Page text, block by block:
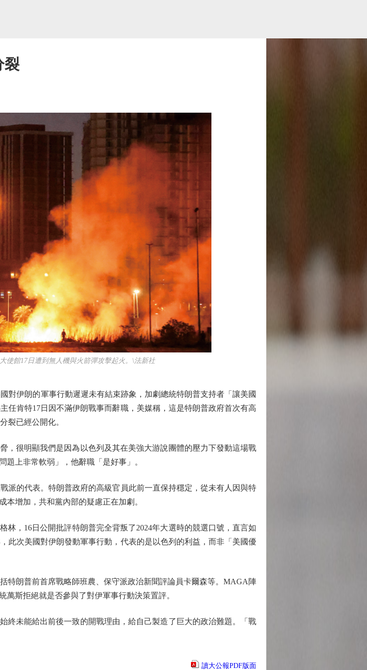
裂
館17日遭到無人機與火箭彈攻擊起火。\法新社
伊朗的軍事行動遲遲未有結束跡象，加劇總統特朗普支持者「讓美國
任肯特17日因不滿伊朗戰事而辭職，美媒稱，這是特朗普政府首次有高
裂已經公開化。
很明顯我們是因為以色列及其在美強大游說團體的壓力下發動這場戰
上非常軟弱」，他辭職「是好事」。
的代表。特朗普政府的高級官員此前一直保持穩定，從未有人因與特
本增加，共和黨內部的疑慮正在加劇。
，16日公開批評特朗普完全背叛了2024年大選時的競選口號，直言如
此次美國對伊朗發動軍事行動，代表的是以色列的利益，而非「美國優
朗普前首席戰略師班農、保守派政治新聞評論員卡爾森等。MAGA陣
斯拒絕就是否參與了對伊軍事行動決策置評。
未能給出前後一致的開戰理由，給自己製造了巨大的政治難題。「戰
讀大公報PDF版面